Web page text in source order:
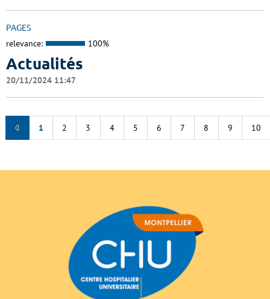
PAGES
relevance: 100%
Actualités
20/11/2024 11:47
1 2 3 4 5 6 7 8 9 10